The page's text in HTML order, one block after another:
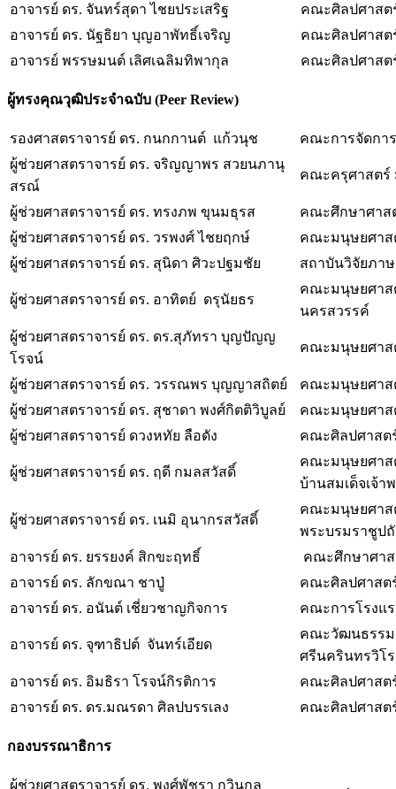
อาจารย์ ดร. จันทร์สุดา ไชยประเสริฐ
คณะศิลปศาสต
อาจารย์ ดร. นัฐธิยา บุญอาพัทธิ์เจริญ
คณะศิลปศาสต
อาจารย์ พรรษมนต์ เลิศเฉลิมทิพากุล
คณะศิลปศาสต
ผู้ทรงคุณวุฒิประจำฉบับ (Peer Review)
รองศาสตราจารย์ ดร. กนกกานต์ แก้วนุช
คณะการจัดกา
ผู้ช่วยศาสตราจารย์ ดร. จริญญาพร สวยนภานุ
สรณ์
คณะครุศาสตร์
ผู้ช่วยศาสตราจารย์ ดร. ทรงภพ ขุนมธุรส
คณะศึกษาศาส
ผู้ช่วยศาสตราจารย์ ดร. วรพงศ์ ไชยฤกษ์
คณะมนุษยศาส
ผู้ช่วยศาสตราจารย์ ดร. สุนิดา ศิวะปฐมชัย
สถาบันวิจัยภา
ผู้ช่วยศาสตราจารย์ ดร. อาทิตย์ ดรุนัยธร
คณะมนุษยศาส
นครสวรรค์
ผู้ช่วยศาสตราจารย์ ดร. ดร.สุภัทรา บุญปัญญ
โรจน์
คณะมนุษยศาส
ผู้ช่วยศาสตราจารย์ ดร. วรรณพร บุญญาสถิตย์
คณะมนุษยศาส
ผู้ช่วยศาสตราจารย์ ดร. สุชาดา พงศ์กิตติวิบูลย์
คณะมนุษยศาส
ผู้ช่วยศาสตราจารย์ ดวงหทัย ลือดัง
คณะศิลปศาสต
ผู้ช่วยศาสตราจารย์ ดร. ฤดี กมลสวัสดิ์
คณะมนุษยศาส
บ้านสมเด็จเจ้า
ผู้ช่วยศาสตราจารย์ ดร. เนมิ อุนากรสวัสดิ์
คณะมนุษยศาส
พระบรมราชูป
อาจารย์ ดร. ยรรยงค์ สิกขะฤทธิ์
คณะศึกษาศาส
อาจารย์ ดร. ลักขณา ชาปู่
คณะศิลปศาสต
อาจารย์ ดร. อนันต์ เชี่ยวชาญกิจการ
คณะการโรง
อาจารย์ ดร. จุฑาธิปต์ จันทร์เอียด
คณะวัฒนธรรม
ศรีนครินทรวิโ
อาจารย์ ดร. อิมธิรา โรจน์กิรติการ
คณะศิลปศาสต
อาจารย์ ดร. ดร.มณรดา ศิลปบรรเลง
คณะศิลปศาสต
กองบรรณาธิการ
ผู้ช่วยศาสตราจารย์ ดร. พงศ์พัชรา กวินกุล